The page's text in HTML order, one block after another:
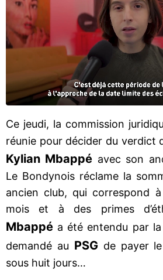
Ce jeudi, la commission
réunie pour décider du verdict
Kylian Mbappé avec son
Le Bondynois réclame la
ancien club, qui correspond
mois et à des primes
Mbappé a été entendu par
demandé au PSGde payer
sous huit jours…